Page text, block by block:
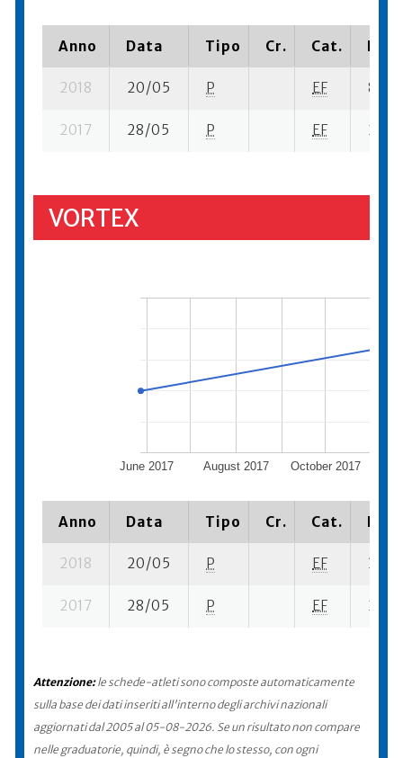
Anno Data Tipo Cr. Cat.
2018 20/05 P EF 8 su-
2017 28/05 P EF 21
VORTEX
June 2017 August 2017 October 2017
Anno Data Tipo Cr. Cat.
2018 20/05 P EF 32
2017 28/05 P EF 28
Attenzione:le schede-atleti sono composte automaticamente
sulla base dei dati inseriti all'interno degli archivi nazionali
aggiornati dal 2005 al 05-08-2026. Se un risultato non compare
nelle graduatorie, quindi, è segno che lo stesso, con ogni